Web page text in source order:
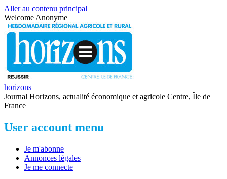
Aller au contenu principal
Welcome Anonyme
horizons
Journal Horizons, actualité économique et agricole Centre, Île de
France
User account menu
Je m'abonne
Annonces légales
Je me connecte